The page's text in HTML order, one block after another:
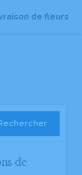
de fleurs
de